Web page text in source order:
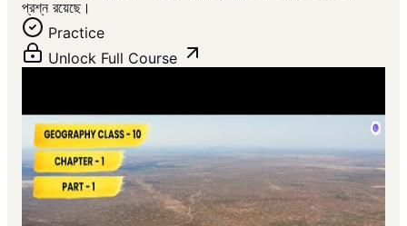
প্রশ্ন রয়েছে।
Practice
Unlock Full Course